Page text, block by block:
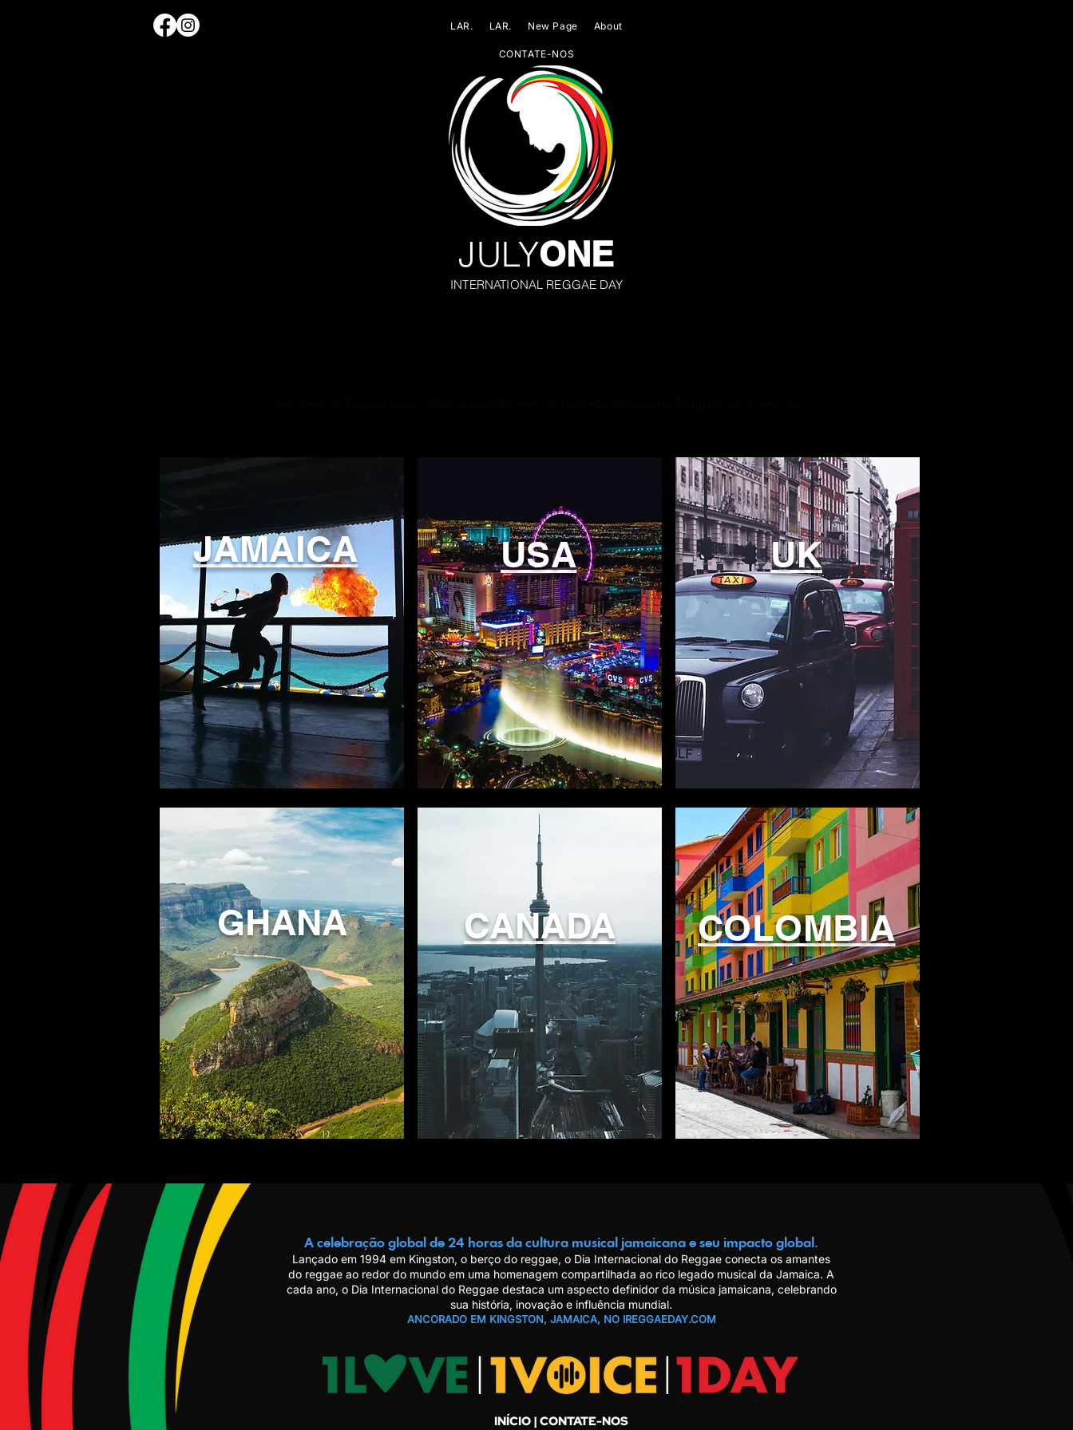
LAR. LAR. New Page About
CONTATE-NOS
JULYONE
INTERNATIONAL REGGAE DAY
JAMAICA USA UK
GHANA CANADA COLOMBIA
A celebração global de 24 horas da cultura musical jamaicana e seu impacto global.
Lançado em 1994 em Kingston, o berço do reggae, o Dia Internacional do Reggae conecta os amantes
do reggae ao redor do mundo em uma homenagem compartilhada ao rico legado musical da Jamaica. A
cada ano, o Dia Internacional do Reggae destaca um aspecto definidor da música jamaicana, celebrando
sua história, inovação e influência mundial.
ANCORADO EM KINGSTON, JAMAICA, NO IREGGAEDAY.COM
INÍCIO | CONTATE-NOS